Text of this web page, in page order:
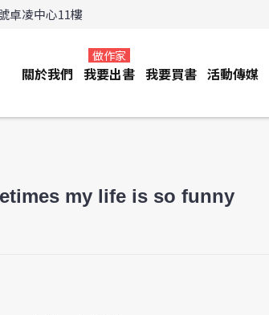
卓凌中心11樓
關於我們 我要出書
做作家
我要買書 活動傳媒
my life is so funny